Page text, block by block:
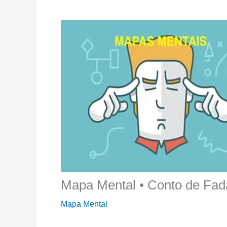
Mapa Mental • Conto de
Mapa Mental